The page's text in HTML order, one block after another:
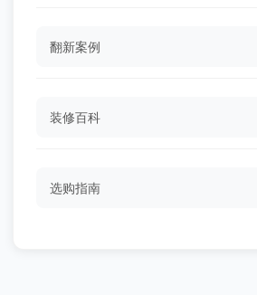
翻新案例
装修百科
选购指南